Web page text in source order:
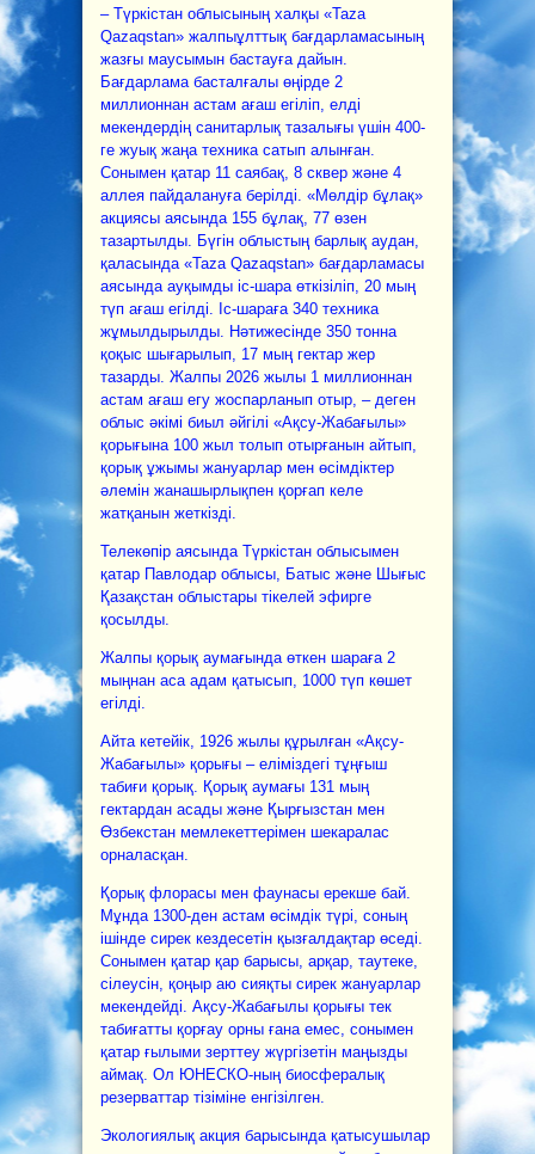
– Түркістан облысының халқы «Taza
Qazaqstan» жалпыұлттық бағдарламасының
жазғы маусымын бастауға дайын.
Бағдарлама басталғалы өңірде 2
миллионнан астам ағаш егіліп, елді
мекендердің санитарлық тазалығы үшін 400-
ге жуық жаңа техника сатып алынған.
Сонымен қатар 11 саябақ, 8 сквер және 4
аллея пайдалануға берілді. «Мөлдір бұлақ»
акциясы аясында 155 бұлақ, 77 өзен
тазартылды. Бүгін облыстың барлық аудан,
қаласында «Taza Qazaqstan» бағдарламасы
аясында ауқымды іс-шара өткізіліп, 20 мың
түп ағаш егілді. Іс-шараға 340 техника
жұмылдырылды. Нәтижесінде 350 тонна
қоқыс шығарылып, 17 мың гектар жер
тазарды. Жалпы 2026 жылы 1 миллионнан
астам ағаш егу жоспарланып отыр, – деген
облыс әкімі биыл әйгілі «Ақсу-Жабағылы»
қорығына 100 жыл толып отырғанын айтып,
қорық ұжымы жануарлар мен өсімдіктер
әлемін жанашырлықпен қорғап келе
жатқанын жеткізді.
Телекөпір аясында Түркістан облысымен
қатар Павлодар облысы, Батыс және Шығыс
Қазақстан облыстары тікелей эфирге
қосылды.
Жалпы қорық аумағында өткен шараға 2
мыңнан аса адам қатысып, 1000 түп көшет
егілді.
Айта кетейік, 1926 жылы құрылған «Ақсу-
Жабағылы» қорығы – еліміздегі тұңғыш
табиғи қорық. Қорық аумағы 131 мың
гектардан асады және Қырғызстан мен
Өзбекстан мемлекеттерімен шекаралас
орналасқан.
Қорық флорасы мен фаунасы ерекше бай.
Мұнда 1300-ден астам өсімдік түрі, соның
ішінде сирек кездесетін қызғалдақтар өседі.
Сонымен қатар қар барысы, арқар, таутеке,
сілеусін, қоңыр аю сияқты сирек жануарлар
мекендейді. Ақсу-Жабағылы қорығы тек
табиғатты қорғау орны ғана емес, сонымен
қатар ғылыми зерттеу жүргізетін маңызды
аймақ. Ол ЮНЕСКО-ның биосфералық
резерваттар тізіміне енгізілген.
Экологиялық акция барысында қатысушылар